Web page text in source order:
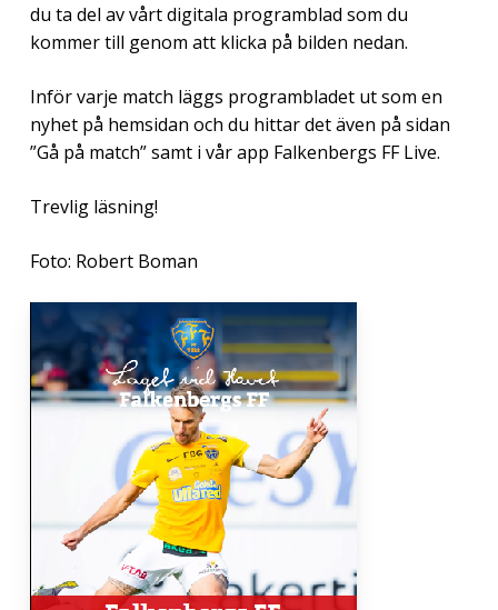
du ta del av vårt digitala programblad som du
kommer till genom att klicka på bilden nedan.
Inför varje match läggs programbladet ut som en
nyhet på hemsidan och du hittar det även på sidan
”Gå på match” samt i vår app Falkenbergs FF Live.
Trevlig läsning!
Foto: Robert Boman